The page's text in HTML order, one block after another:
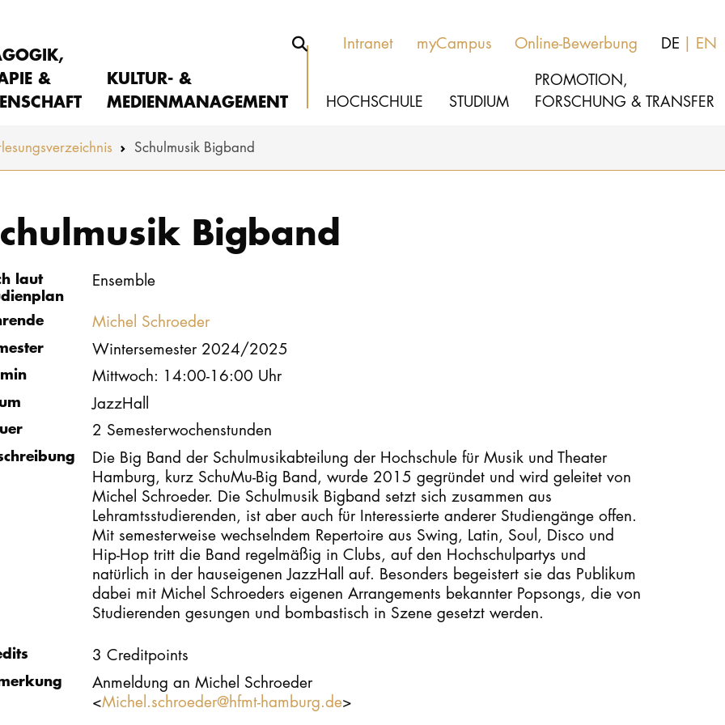
Intranet myCampus Online-Bewerbung DE EN
&
KULTUR- &
MEDIENMANAGEMENT
HOCHSCHULE STUDIUM
PROMOTION,
FORSCHUNG & TRANSFER
Schulmusik Bigband
Bigband
laut
Ensemble
Michel Schroeder
Wintersemester 2024/2025
Mittwoch: 14:00-16:00 Uhr
JazzHall
2 Semesterwochenstunden
Die Big Band der Schulmusikabteilung der Hochschule für Musik und Theater
Hamburg, kurz SchuMu-Big Band, wurde 2015 gegründet und wird geleitet von
Michel Schroeder. Die Schulmusik Bigband setzt sich zusammen aus
Lehramtsstudierenden, ist aber auch für Interessierte anderer Studiengänge offen.
Mit semesterweise wechselndem Repertoire aus Swing, Latin, Soul, Disco und
Hip-Hop tritt die Band regelmäßig in Clubs, auf den Hochschulpartys und
natürlich in der hauseigenen JazzHall auf. Besonders begeistert sie das Publikum
dabei mit Michel Schroeders eigenen Arrangements bekannter Popsongs, die von
Studierenden gesungen und bombastisch in Szene gesetzt werden.
3 Creditpoints
Anmeldung an Michel Schroeder
<Michel.schroeder@hfmt-hamburg.de>
myCampus
Online-Bewerbung